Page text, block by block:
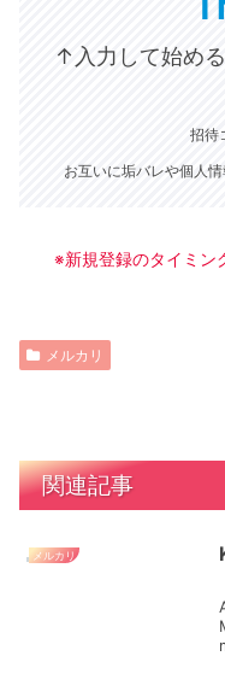
↑入力して始め
招待
お互いに垢バレや個人
※新規登録のタイミン
メルカリ
関連記事
メルカリ